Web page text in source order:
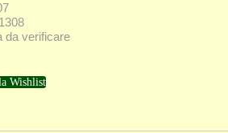
da verificare
Wishlist